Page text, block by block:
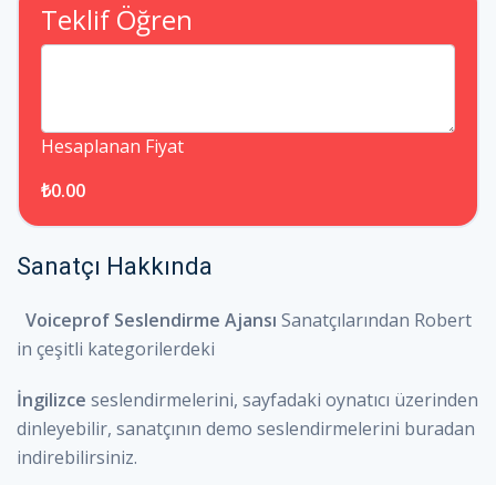
ingilizce seslendirme kurumsal
markalaşma
Teklif Öğren
Hesaplanan Fiyat
₺0.00
Sanatçı Hakkında
Voiceprof Seslendirme Ajansı Sanatçılarından Robert
in çeşitli kategorilerdeki
İngilizce seslendirmelerini, sayfadaki oynatıcı üzerinden
dinleyebilir, sanatçının demo seslendirmelerini buradan
indirebilirsiniz.